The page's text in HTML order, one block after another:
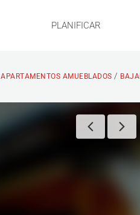
PLANIFICAR
APARTAMENTOS AMUEBLADOS /